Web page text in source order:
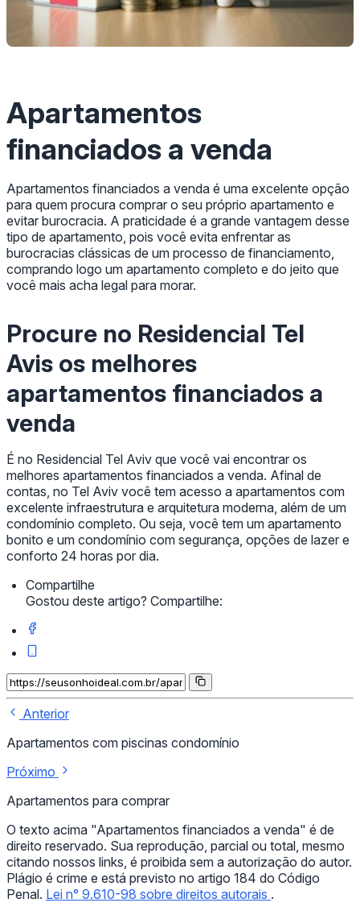
Apartamentos
financiados a venda
Apartamentos financiados a venda é uma excelente opção
para quem procura comprar o seu próprio apartamento e
evitar burocracia. A praticidade é a grande vantagem desse
tipo de apartamento, pois você evita enfrentar as
burocracias clássicas de um processo de financiamento,
comprando logo um apartamento completo e do jeito que
você mais acha legal para morar.
Procure no Residencial Tel
Avis os melhores
apartamentos financiados a
venda
É no Residencial Tel Aviv que você vai encontrar os
melhores apartamentos financiados a venda. Afinal de
contas, no Tel Aviv você tem acesso a apartamentos com
excelente infraestrutura e arquitetura moderna, além de um
condomínio completo. Ou seja, você tem um apartamento
bonito e um condomínio com segurança, opções de lazer e
conforto 24 horas por dia.
Compartilhe
Gostou deste artigo? Compartilhe:
Anterior
Apartamentos com piscinas condomínio
Próximo
Apartamentos para comprar
O texto acima "Apartamentos financiados a venda" é de
direito reservado. Sua reprodução, parcial ou total, mesmo
citando nossos links, é proibida sem a autorização do autor.
Plágio é crime e está previsto no artigo 184 do Código
Penal. Lei n° 9.610-98 sobre direitos autorais .